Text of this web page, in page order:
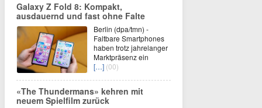
Galaxy Z Fold 8: Kompakt,
ausdauernd und fast ohne Falte
Berlin (dpa/tmn) -
Faltbare Smartphones
haben trotz jahrelanger
Marktpräsenz ein
[…] (00)
«The Thundermans» kehren mit
neuem Spielfilm zurück